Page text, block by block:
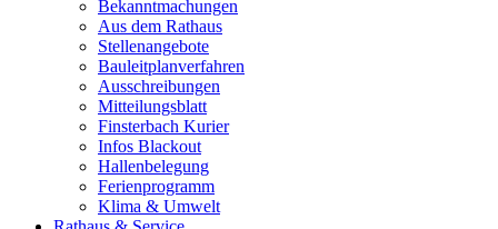
Bekanntmachungen
Aus dem Rathaus
Stellenangebote
Bauleitplanverfahren
Ausschreibungen
Mitteilungsblatt
Finsterbach Kurier
Infos Blackout
Hallenbelegung
Ferienprogramm
Klima & Umwelt